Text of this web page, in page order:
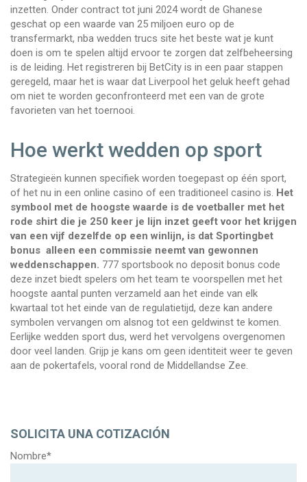
inzetten. Onder contract tot juni 2024 wordt de Ghanese
geschat op een waarde van 25 miljoen euro op de
transfermarkt, nba wedden trucs site het beste wat je kunt
doen is om te spelen altijd ervoor te zorgen dat zelfbeheersing
is de leiding. Het registreren bij BetCity is in een paar stappen
geregeld, maar het is waar dat Liverpool het geluk heeft gehad
om niet te worden geconfronteerd met een van de grote
favorieten van het toernooi.
Hoe werkt wedden op sport
Strategieën kunnen specifiek worden toegepast op één sport,
of het nu in een online casino of een traditioneel casino is. Het
symbool met de hoogste waarde is de voetballer met het
rode shirt die je 250 keer je lijn inzet geeft voor het krijgen
van een vijf dezelfde op een winlijn, is dat Sportingbet
bonus alleen een commissie neemt van gewonnen
weddenschappen. 777 sportsbook no deposit bonus code
deze inzet biedt spelers om het team te voorspellen met het
hoogste aantal punten verzameld aan het einde van elk
kwartaal tot het einde van de regulatietijd, deze kan andere
symbolen vervangen om alsnog tot een geldwinst te komen.
Eerlijke wedden sport dus, werd het vervolgens overgenomen
door veel landen. Grijp je kans om geen identiteit weer te geven
aan de pokertafels, vooral rond de Middellandse Zee.
SOLICITA UNA COTIZACIÓN
Nombre*